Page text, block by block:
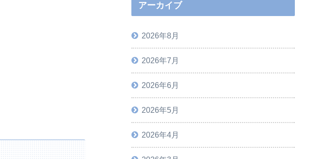
アーカイブ
2026年8月
2026年7月
2026年6月
2026年5月
2026年4月